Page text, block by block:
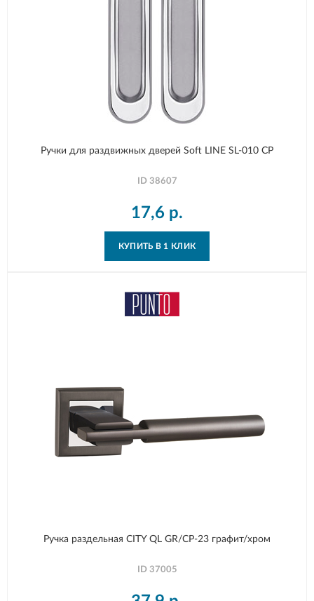
Ручки для раздвижных дверей Soft LINE SL-010 CP
ID 38607
17,6 р.
КУПИТЬ В 1 КЛИК
Ручка раздельная CITY QL GR/CP-23 графит/хром
ID 37005